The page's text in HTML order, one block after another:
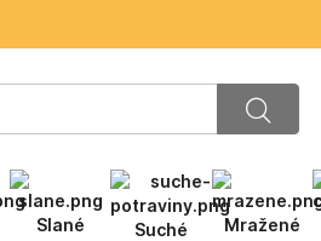
Slané
Suché
Mražené